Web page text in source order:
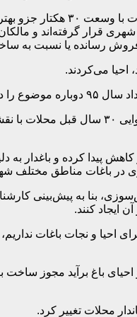
احمد سجادی فرماندار وقت
قرار گرفته‌اند و
رسانده یا نسبت به
احیا می‌کردند.
پیگیری کرد.
کرده و باغدار به
در باغات مناطق مختلف
پنج فقره آتش‌سوزی، بنا به
ایجاد کنند.
و نجات باغات نداریم،